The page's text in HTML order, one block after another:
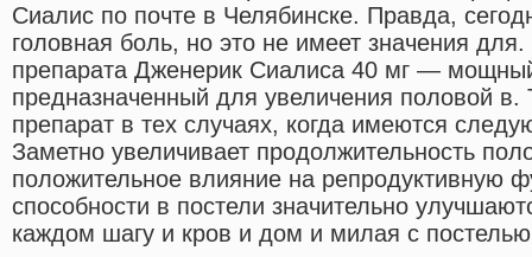
Сиалис по почте в Челябинске. Правда,
головная боль, но это не имеет значения
препарата Дженерик Сиалиса 40 мг —
предназначенный для увеличения половой в.
препарат в тех случаях, когда имеются
Заметно увеличивает продолжительность
положительное влияние на репродуктивную
способности в постели значительно
каждом шагу и кров и дом и милая с